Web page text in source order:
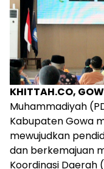
KHITTAH.CO,
Muhammadiyah
Kabupaten Gowa
mewujudkan
dan berkemajuan
Koordinasi Daerah